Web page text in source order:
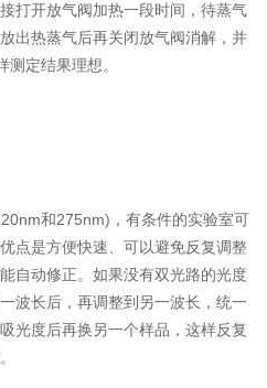
打开放气阀加热一段时间，待蒸气
出热蒸气后再关闭放气阀消解，并
定结果理想。
和275nm)，有条件的实验室可
点是方便快速、可以避免反复调整
自动修正。如果没有双光路的光度
波长后，再调整到另一波长，统一
光度后再换另一个样品，这样反复